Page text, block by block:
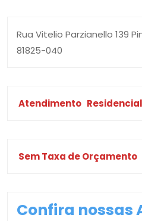
Rua Vitelio Parzianello 139
81825-040
Atendimento Residencial
Sem Taxa de Orçamento
Confira nossas